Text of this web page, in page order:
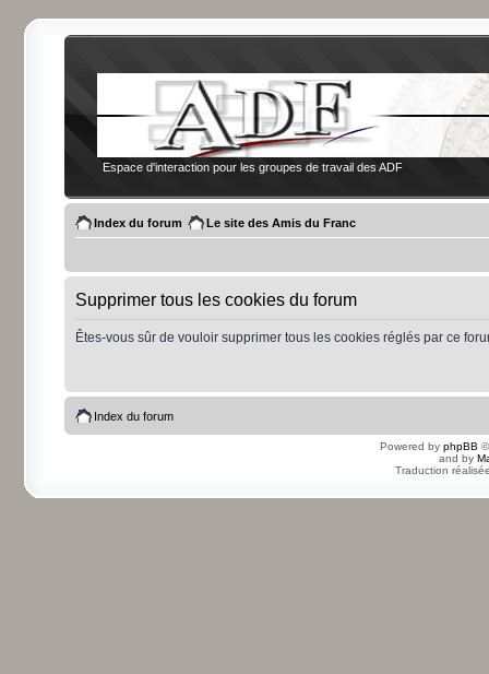
Espace d'interaction pour les groupes de travail des ADF
Index du forum Le site des Amis du Franc
Supprimer tous les cookies du forum
Êtes-vous sûr de vouloir supprimer tous les cookies réglés par ce
Index du forum
Powered by phpBB
and by
Traduction